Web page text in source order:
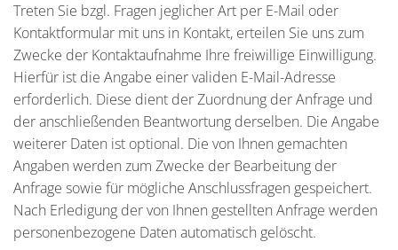
Treten Sie bzgl. Fragen jeglicher Art per E-Mail oder
Kontaktformular mit uns in Kontakt, erteilen Sie uns zum
Zwecke der Kontaktaufnahme Ihre freiwillige Einwilligung.
Hierfür ist die Angabe einer validen E-Mail-Adresse
erforderlich. Diese dient der Zuordnung der Anfrage und
der anschließenden Beantwortung derselben. Die Angabe
weiterer Daten ist optional. Die von Ihnen gemachten
Angaben werden zum Zwecke der Bearbeitung der
Anfrage sowie für mögliche Anschlussfragen gespeichert.
Nach Erledigung der von Ihnen gestellten Anfrage werden
personenbezogene Daten automatisch gelöscht.